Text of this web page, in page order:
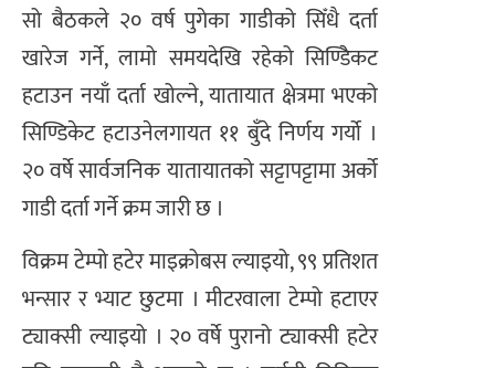
सो बैठकले २० वर्ष पुगेका गाडीको सिँधै दर्ता
खारेज गर्ने, लामो समयदेखि रहेको सिण्डिेकट
हटाउन नयाँ दर्ता खोल्ने, यातायात क्षेत्रमा भएको
सिण्डिकेट हटाउनेलगायत ११ बुँदे निर्णय गर्यो ।
२० वर्षे सार्वजनिक यातायातको सट्टापट्टामा अर्को
गाडी दर्ता गर्ने क्रम जारी छ ।
विक्रम टेम्पो हटेर माइक्रोबस ल्याइयो, ९९ प्रतिशत
भन्सार र भ्याट छुटमा । मीटरवाला टेम्पो हटाएर
ट्याक्सी ल्याइयो । २० वर्षे पुरानो ट्याक्सी हटेर